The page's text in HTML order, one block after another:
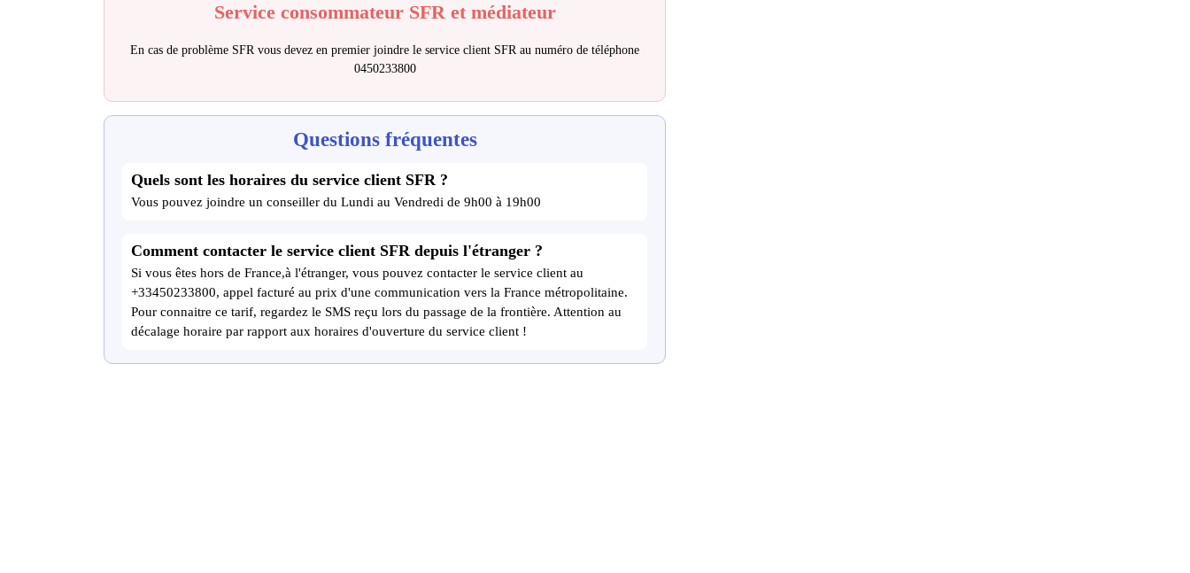
Service consommateur SFR et médiateur
En cas de problème SFR vous devez en premier joindre le service client SFR au numéro de téléphone
0450233800
Questions fréquentes
Quels sont les horaires du service client SFR ?
Vous pouvez joindre un conseiller du Lundi au Vendredi de 9h00 à 19h00
Comment contacter le service client SFR depuis l'étranger ?
Si vous êtes hors de France,à l'étranger, vous pouvez contacter le service client au
+33450233800, appel facturé au prix d'une communication vers la France métropolitaine.
Pour connaitre ce tarif, regardez le SMS reçu lors du passage de la frontière. Attention au
décalage horaire par rapport aux horaires d'ouverture du service client !